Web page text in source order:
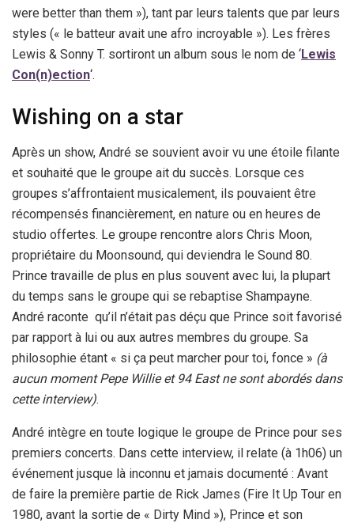
were better than them »), tant par leurs talents que par leurs
styles (« le batteur avait une afro incroyable »). Les frères
Lewis & Sonny T. sortiront un album sous le nom de ‘Lewis
Con(n)ection‘.
Wishing on a star
Après un show, André se souvient avoir vu une étoile filante
et souhaité que le groupe ait du succès. Lorsque ces
groupes s’affrontaient musicalement, ils pouvaient être
récompensés financièrement, en nature ou en heures de
studio offertes. Le groupe rencontre alors Chris Moon,
propriétaire du Moonsound, qui deviendra le Sound 80.
Prince travaille de plus en plus souvent avec lui, la plupart
du temps sans le groupe qui se rebaptise Shampayne.
André raconte qu’il n’était pas déçu que Prince soit favorisé
par rapport à lui ou aux autres membres du groupe. Sa
philosophie étant « si ça peut marcher pour toi, fonce » (à
aucun moment Pepe Willie et 94 East ne sont abordés dans
cette interview).
André intègre en toute logique le groupe de Prince pour ses
premiers concerts. Dans cette interview, il relate (à 1h06) un
événement jusque là inconnu et jamais documenté : Avant
de faire la première partie de Rick James (Fire It Up Tour en
1980, avant la sortie de « Dirty Mind »), Prince et son